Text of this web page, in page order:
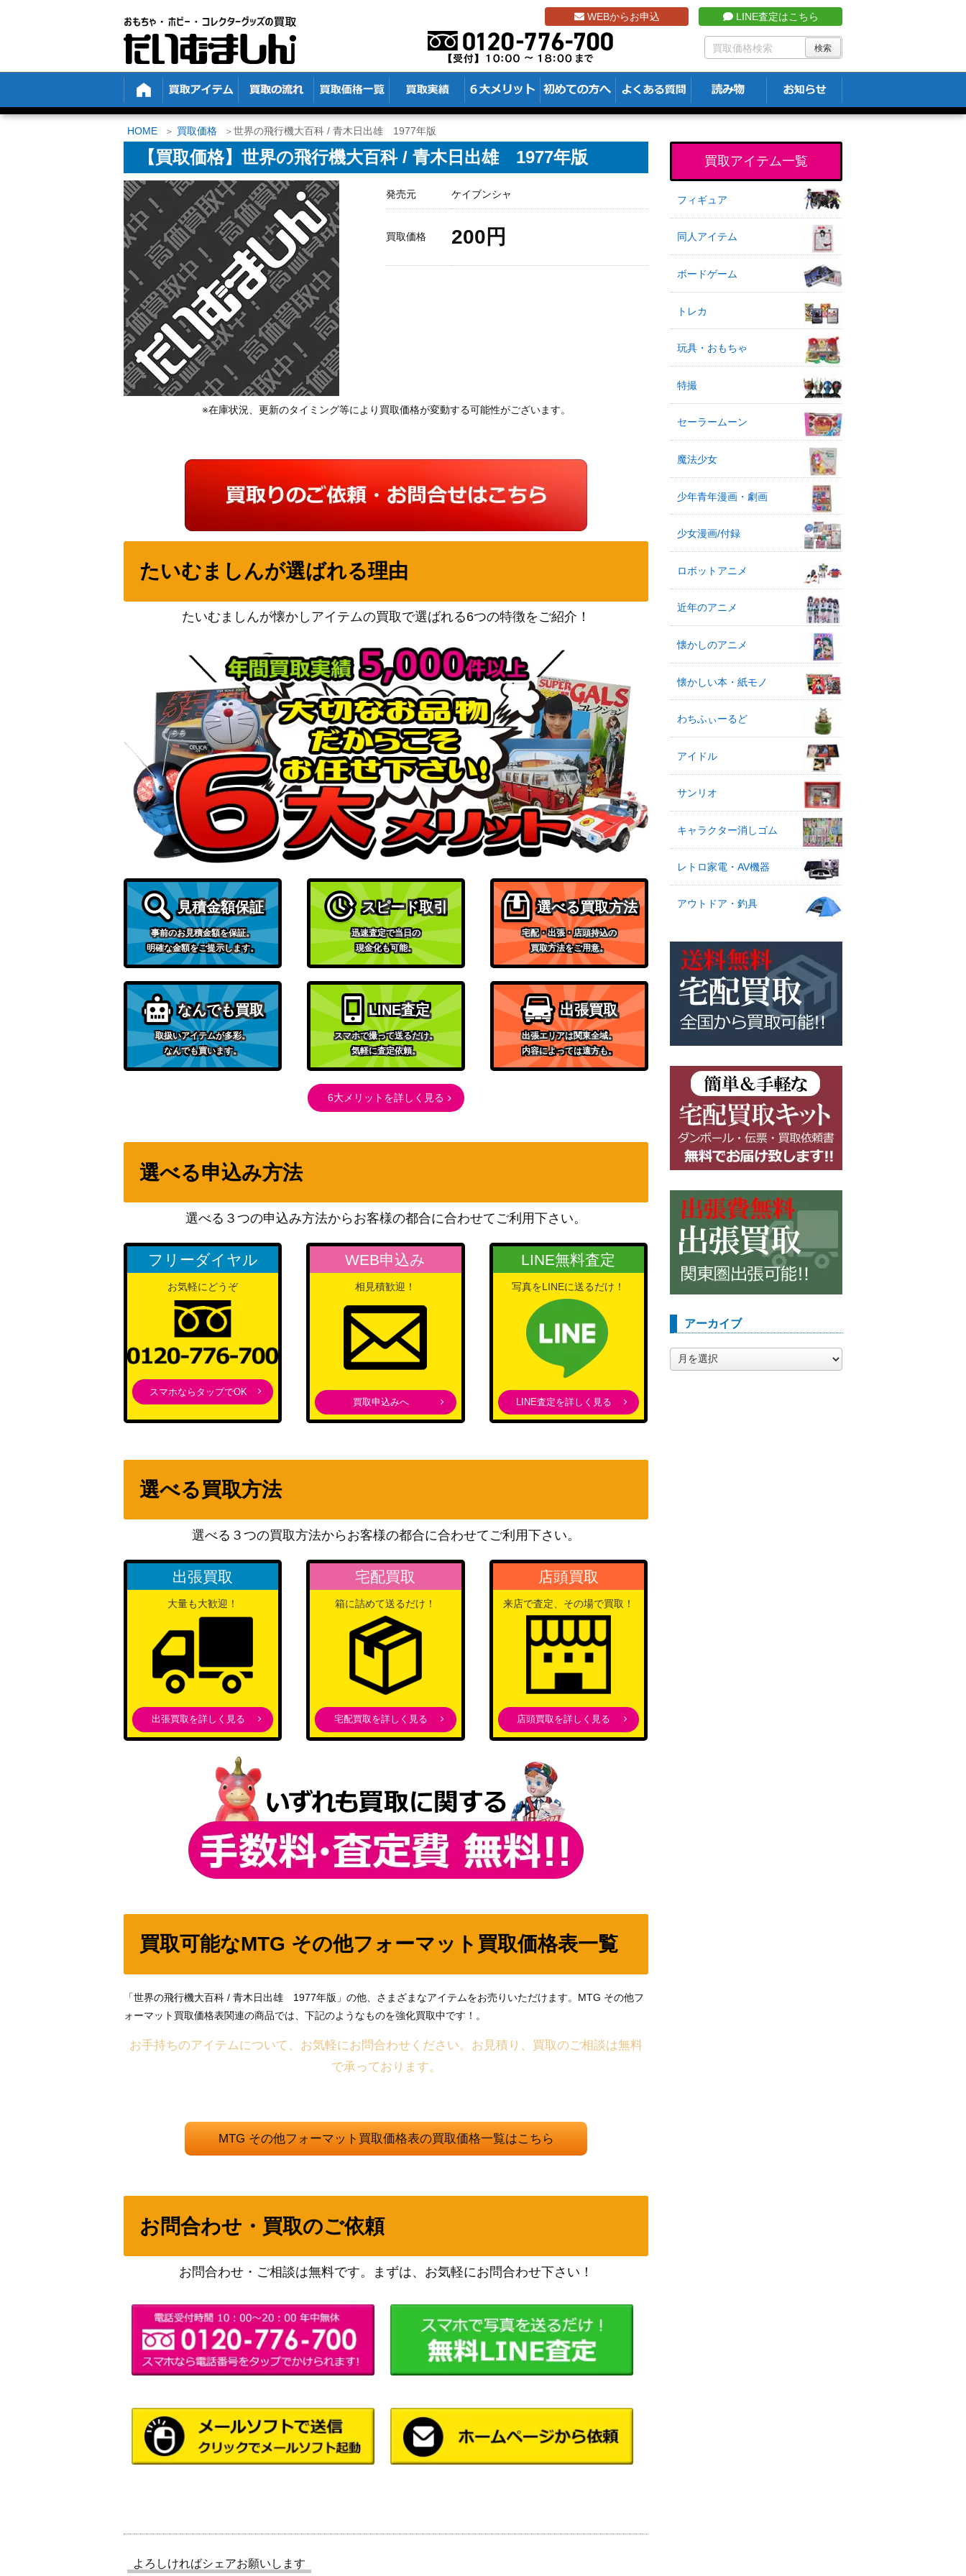
WEBからお申込 LINE査定はこちら
HOME 買取価格 世界の飛行機大百科 / 青木日出雄 1977年版
【買取価格】世界の飛行機大百科 / 青木日出雄 1977年版
発売元 ケイブンシャ
買取価格 200円
※在庫状況、更新のタイミング等により買取価格が変動する可能性がございます。
たいむましんが選ばれる理由
たいむましんが懐かしアイテムの買取で選ばれる6つの特徴をご紹介！
見積金額保証
事前のお見積金額を保証。
明確な金額をご提示します。
スピード取引
迅速査定で当日の
現金化も可能。
選べる買取方法
宅配・出張・店頭持込の
買取方法をご用意。
なんでも買取
取扱いアイテムが多彩。
なんでも買います。
LINE査定
スマホで撮って送るだけ。
気軽に査定依頼。
出張買取
出張エリアは関東全域。
内容によっては遠方も。
6大メリットを詳しく見る
選べる申込み方法
選べる３つの申込み方法からお客様の都合に合わせてご利用下さい。
フリーダイヤル
お気軽にどうぞ
スマホならタップでOK
WEB申込み
相見積歓迎！
買取申込みへ
LINE無料査定
写真をLINEに送るだけ！
LINE査定を詳しく見る
選べる買取方法
選べる３つの買取方法からお客様の都合に合わせてご利用下さい。
出張買取
大量も大歓迎！
出張買取を詳しく見る
宅配買取
箱に詰めて送るだけ！
宅配買取を詳しく見る
店頭買取
来店で査定、その場で買取！
店頭買取を詳しく見る
買取可能なMTG その他フォーマット買取価格表一覧
「世界の飛行機大百科 / 青木日出雄 1977年版」の他、さまざまなアイテムをお売りいただけます。MTG その他フ
ォーマット買取価格表関連の商品では、下記のようなものを強化買取中です！。
お手持ちのアイテムについて、お気軽にお問合わせください。お見積り、買取のご相談は無料
で承っております。
MTG その他フォーマット買取価格表の買取価格一覧はこちら
お問合わせ・買取のご依頼
お問合わせ・ご相談は無料です。まずは、お気軽にお問合わせ下さい！
よろしければシェアお願いします
買取アイテム一覧
フィギュア
同人アイテム
ボードゲーム
トレカ
玩具・おもちゃ
特撮
セーラームーン
魔法少女
少年青年漫画・劇画
少女漫画/付録
ロボットアニメ
近年のアニメ
懐かしのアニメ
懐かしい本・紙モノ
わちふぃーるど
アイドル
サンリオ
キャラクター消しゴム
レトロ家電・AV機器
アウトドア・釣具
アーカイブ
ー